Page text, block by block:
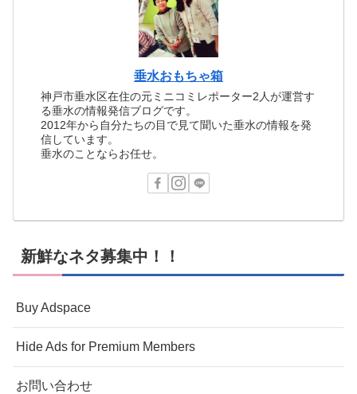
垂水おもちゃ箱
神戸市垂水区在住の元ミニコミレポーター2人が運営す
る垂水の情報発信ブログです。
2012年から自分たちの目で見て聞いた垂水の情報を発
信しています。
垂水のことならお任せ。
新鮮なネタ募集中！！
Buy Adspace
Hide Ads for Premium Members
お問い合わせ